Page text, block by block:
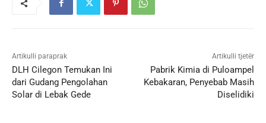
Artikulli paraprak
DLH Cilegon Temukan Ini
dari Gudang Pengolahan
Solar di Lebak Gede
Artikulli tjetër
Pabrik Kimia di Puloampel
Kebakaran, Penyebab Masih
Diselidiki